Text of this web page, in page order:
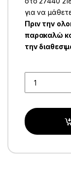
για να
Πριν την
παρακαλώ
την